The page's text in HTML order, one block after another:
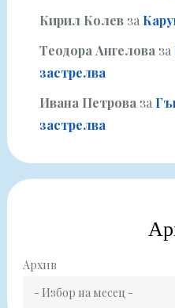
Кирил Колевза
Теодора Ангеловаза
застрелва
Ивана Петроваза
застрелва
Архив